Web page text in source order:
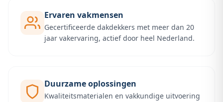
Ervaren vakmensen
Gecertificeerde dakdekkers met meer dan 20
jaar vakervaring, actief door heel Nederland.
Duurzame oplossingen
Kwaliteitsmaterialen en vakkundige uitvoering